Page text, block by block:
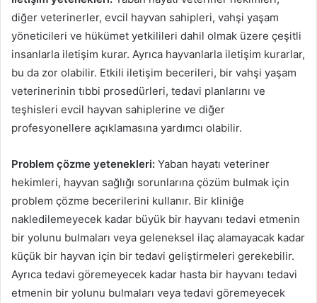
diğer veterinerler, evcil hayvan sahipleri, vahşi yaşam
yöneticileri ve hükümet yetkilileri dahil olmak üzere çeşitli
insanlarla iletişim kurar. Ayrıca hayvanlarla iletişim kurarlar,
bu da zor olabilir. Etkili iletişim becerileri, bir vahşi yaşam
veterinerinin tıbbi prosedürleri, tedavi planlarını ve
teşhisleri evcil hayvan sahiplerine ve diğer
profesyonellere açıklamasına yardımcı olabilir.
Problem çözme yetenekleri: Yaban hayatı veteriner
hekimleri, hayvan sağlığı sorunlarına çözüm bulmak için
problem çözme becerilerini kullanır. Bir kliniğe
nakledilemeyecek kadar büyük bir hayvanı tedavi etmenin
bir yolunu bulmaları veya geleneksel ilaç alamayacak kadar
küçük bir hayvan için bir tedavi geliştirmeleri gerekebilir.
Ayrıca tedavi göremeyecek kadar hasta bir hayvanı tedavi
etmenin bir yolunu bulmaları veya tedavi göremeyecek